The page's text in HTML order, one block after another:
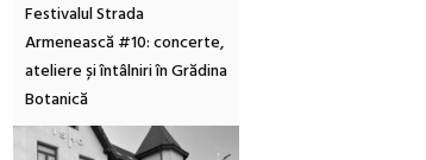
Festivalul Strada
Armenească #10: concerte,
ateliere și întâlniri în Grădina
Botanică